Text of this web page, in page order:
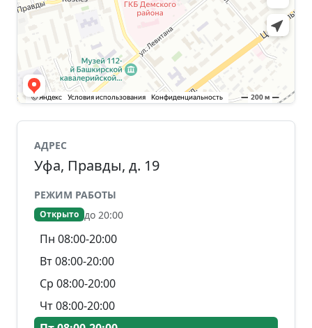
АДРЕС
Уфа, Правды, д. 19
РЕЖИМ РАБОТЫ
Открыто до 20:00
Пн 08:00-20:00
Вт 08:00-20:00
Ср 08:00-20:00
Чт 08:00-20:00